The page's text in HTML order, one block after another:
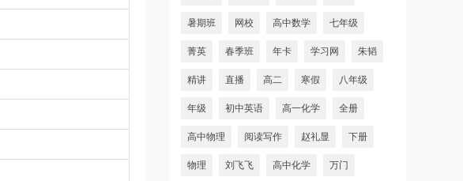
暑期班 网校 高中数学 七年级
菁英 春季班 年卡 学习网 朱韬
精讲 直播 高二 寒假 八年级
年级 初中英语 高一化学 全册
高中物理 阅读写作 赵礼显 下册
物理 刘飞飞 高中化学 万门